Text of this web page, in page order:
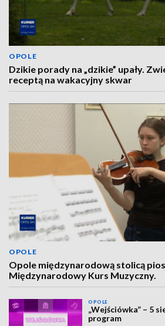
OPOLE
Dzikie porady na „dzikie” upały.
receptą na wakacyjny skwar
OPOLE
Opole międzynarodową stolicą
Międzynarodowy Kurs Muzyczny.
OPOLE
„Wejściówka” – 5
program